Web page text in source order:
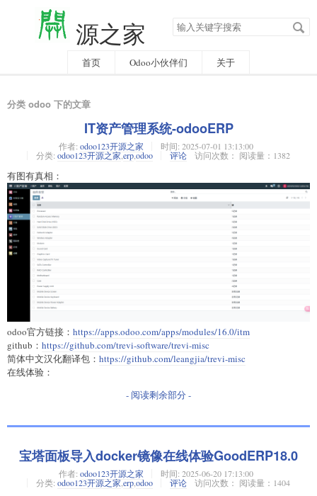
源之家 搜
索
字
首页 Odoo小伙伴们 关于
分类 odoo 下的文章
IT资产管理系统-odooERP
作者: odoo123开源之家 时间: 2025-07-01 13:13:00
分类: odoo123开源之家 erpodoo 评论 访问次数： 阅读量：1382
有图有真相：
odoo官方链接： https://apps.odoo.com/apps/modules/16.0/itm
github： https://github.com/trevi-software/trevi-misc
简体中文汉化翻译包： https://github.com/leangjia/trevi-misc
在线体验：
- 阅读剩余部分 -
宝塔面板导入docker镜像在线体验GoodERP18.0
作者: odoo123开源之家 时间: 2025-06-20 17:13:00
分类: odoo123开源之家,erp,odoo 评论 访问次数： 阅读量：1404